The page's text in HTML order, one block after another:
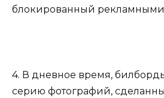
блокированный рекламными
4. В дневное время,
серию фотографий,